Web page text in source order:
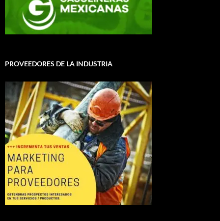
PROVEEDORES DE LA INDUSTRIA